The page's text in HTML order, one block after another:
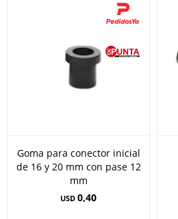
Goma para conector inicial
de 16 y 20 mm con pase 12
mm
USD 0,40